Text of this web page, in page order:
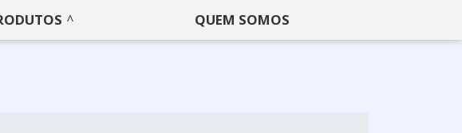
QUEM SOMOS